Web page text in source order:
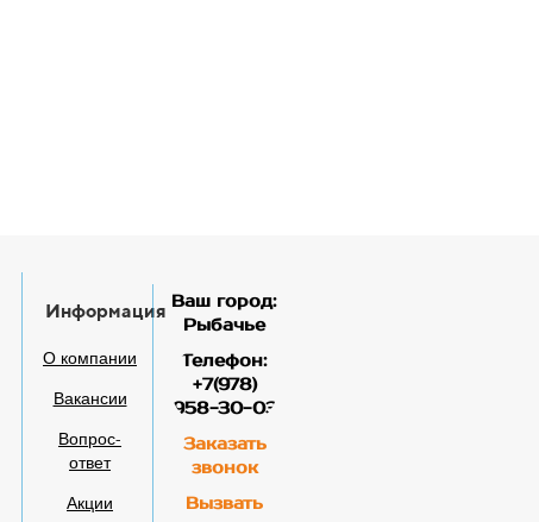
Информация
О компании
Вакансии
Вопрос-
ответ
Акции
Ваш город:
Рыбачье
Телефон:
+7(978)
958-30-03
Заказать
звонок
Вызвать